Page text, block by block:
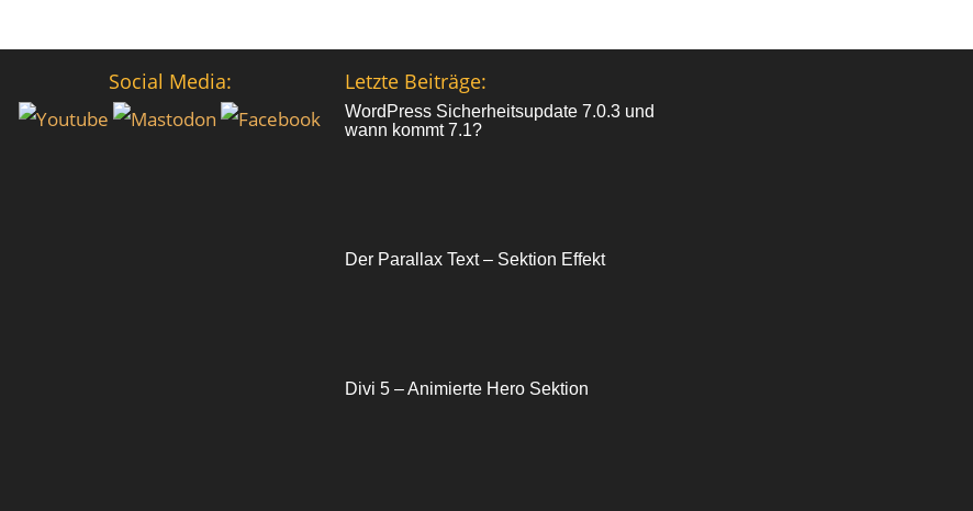
Social Media: Letzte Beiträge:
WordPress Sicherheitsupdate 7.0.3 und
wann kommt 7.1?
Der Parallax Text – Sektion Effekt
Divi 5 – Animierte Hero Sektion